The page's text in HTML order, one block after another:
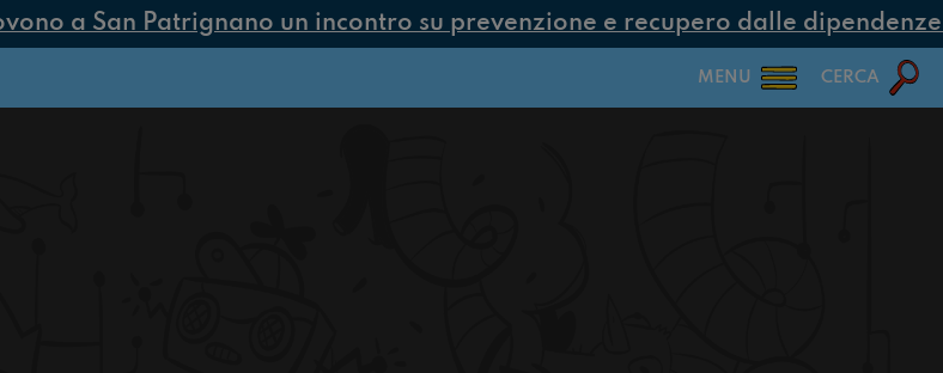
a San Patrignano un incontro su prevenzione e recupero dalle dipendenze
MENU CERCA